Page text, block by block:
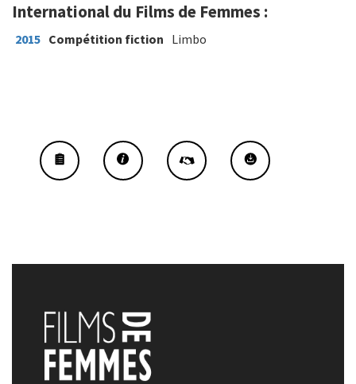
International du Films de Femmes :
2015 Compétition fiction Limbo